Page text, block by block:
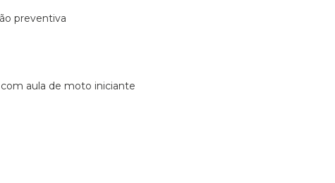
preventiva
com aula de moto iniciante